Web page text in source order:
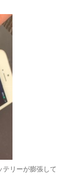
リーが膨張して